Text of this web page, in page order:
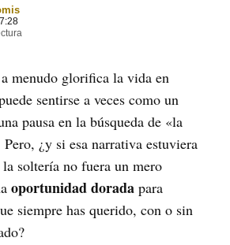
menudo glorifica la vida en
sentirse a veces como un
pausa en la búsqueda de «la
¿y si esa narrativa estuviera
soltería no fuera un mero
oportunidad dorada para
siempre has querido, con o sin